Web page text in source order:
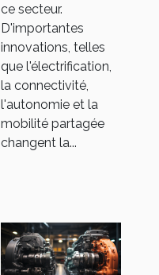
ce secteur.
D'importantes
innovations, telles
que l'électrification,
la connectivité,
l'autonomie et la
mobilité partagée
changent la...